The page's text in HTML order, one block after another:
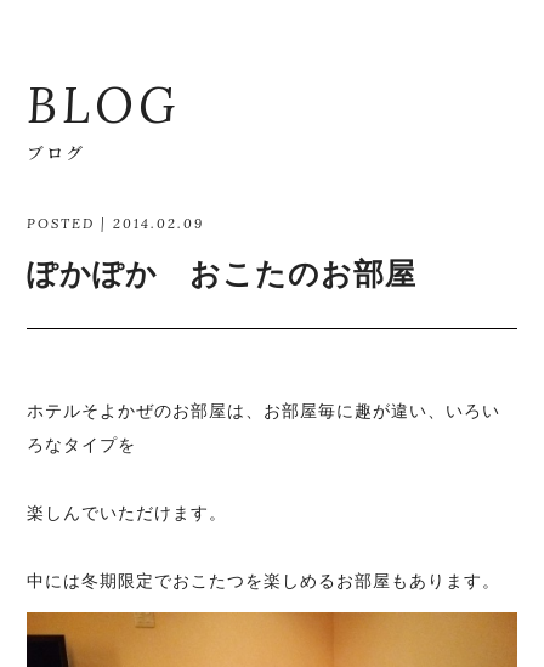
BLOG
ブログ
POSTED | 2014.02.09
ぽかぽか おこたのお部屋
ホテルそよかぜのお部屋は、お部屋毎に趣が違い、いろい
ろなタイプを
楽しんでいただけます。
中には冬期限定でおこたつを楽しめるお部屋もあります。